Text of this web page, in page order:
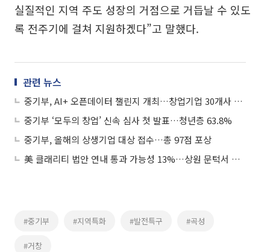
실질적인 지역 주도 성장의 거점으로 거듭날 수 있도
록 전주기에 걸쳐 지원하겠다”고 말했다.
관련 뉴스
중기부, AI+ 오픈데이터 챌린지 개최…창업기업 30개사 본선 선발
중기부 ‘모두의 창업’ 신속 심사 첫 발표…청년층 63.8%
중기부, 올해의 상생기업 대상 접수…총 97점 포상
美 클래리티 법안 연내 통과 가능성 13%…상원 문턱서 제동
#중기부 #지역특화 #발전특구 #곡성
#거창